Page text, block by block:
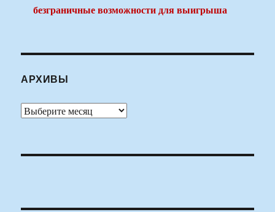
безграничные возможности для выигрыша
АРХИВЫ
Архивы